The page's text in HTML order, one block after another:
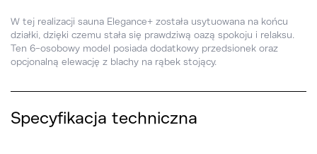
W tej realizacji sauna Elegance+ została usytuowana na końcu
działki, dzięki czemu stała się prawdziwą oazą spokoju i relaksu.
Ten 6-osobowy model posiada dodatkowy przedsionek oraz
opcjonalną elewację z blachy na rąbek stojący.
Specyfikacja techniczna